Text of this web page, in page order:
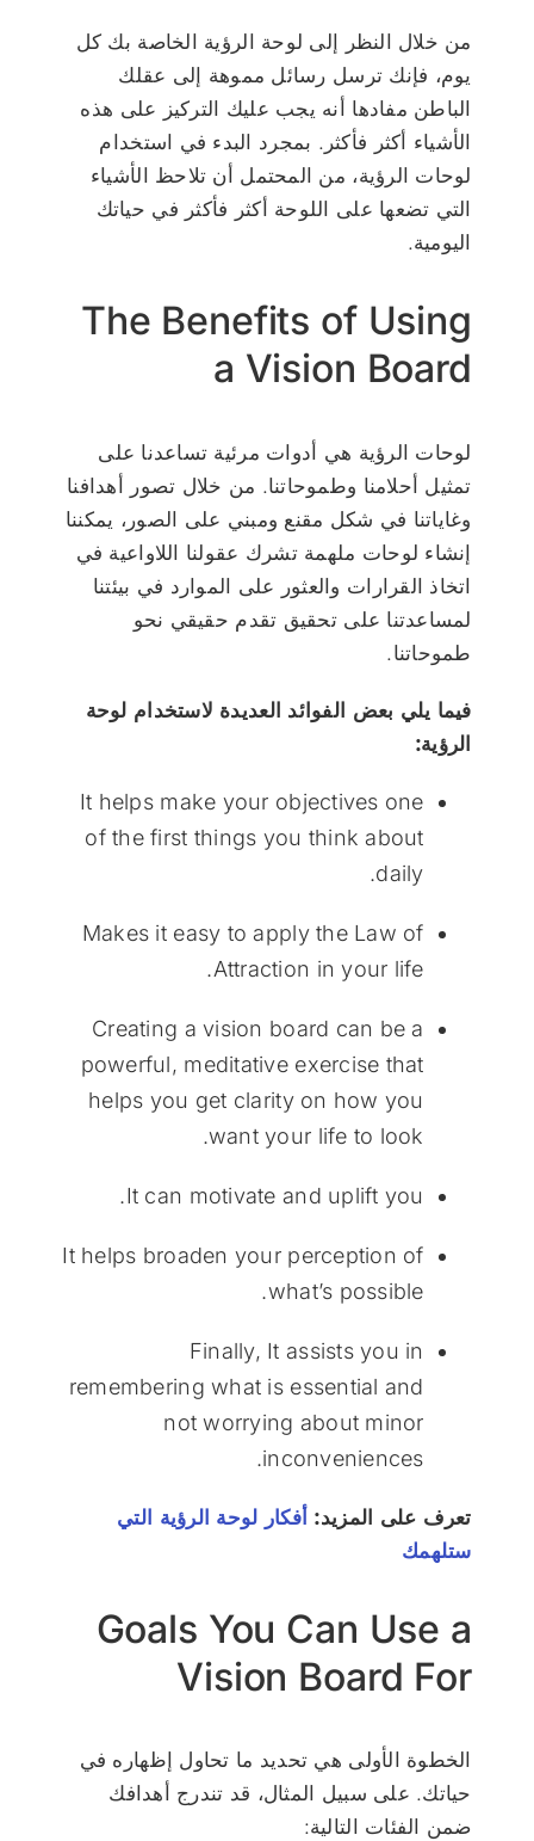
من خلال النظر إلى لوحة الرؤية الخاصة بك كل
يوم، فإنك ترسل رسائل مموهة إلى عقلك
الباطن مفادها أنه يجب عليك التركيز على هذه
الأشياء أكثر فأكثر. بمجرد البدء في استخدام
لوحات الرؤية، من المحتمل أن تلاحظ الأشياء
التي تضعها على اللوحة أكثر فأكثر في حياتك
اليومية.
The Benefits of Using
a Vision Board
لوحات الرؤية هي أدوات مرئية تساعدنا على
تمثيل أحلامنا وطموحاتنا. من خلال تصور أهدافنا
وغاياتنا في شكل مقنع ومبني على الصور، يمكننا
إنشاء لوحات ملهمة تشرك عقولنا اللاواعية في
اتخاذ القرارات والعثور على الموارد في بيئتنا
لمساعدتنا على تحقيق تقدم حقيقي نحو
طموحاتنا.
فيما يلي بعض الفوائد العديدة لاستخدام لوحة
الرؤية:
It helps make your objectives one
of the first things you think about
daily.
Makes it easy to apply the Law of
Attraction in your life.
Creating a vision board can be a
powerful, meditative exercise that
helps you get clarity on how you
want your life to look.
It can motivate and uplift you.
It helps broaden your perception of
what’s possible.
Finally, It assists you in
remembering what is essential and
not worrying about minor
inconveniences.
تعرف على المزيد: أفكار لوحة الرؤية التي
ستلهمك
Goals You Can Use a
Vision Board For
الخطوة الأولى هي تحديد ما تحاول إظهاره في
حياتك. على سبيل المثال، قد تندرج أهدافك
ضمن الفئات التالية: